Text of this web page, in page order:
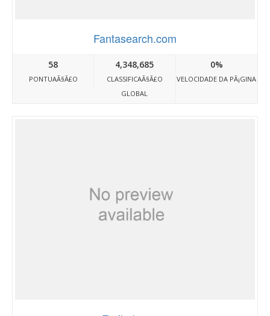
Fantasearch.com
58
PONTUAÃ§Ã£O
4,348,685
CLASSIFICAÃ§Ã£O
GLOBAL
0%
VELOCIDADE DA PÃ¡GINA